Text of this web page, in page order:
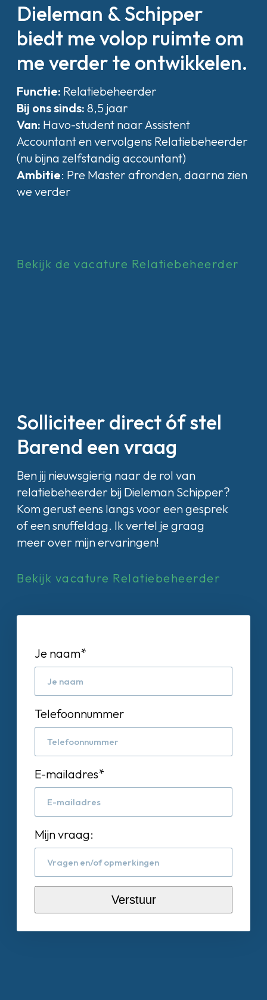
Dieleman & Schipper
biedt me volop ruimte om
me verder te ontwikkelen.
Functie: Relatiebeheerder
Bij ons sinds: 8,5 jaar
Van: Havo-student naar Assistent
Accountant en vervolgens Relatiebeheerder
(nu bijna zelfstandig accountant)
Ambitie: Pre Master afronden, daarna zien
we verder
Bekijk de vacature Relatiebeheerder
Solliciteer direct óf stel
Barend een vraag
Ben jij nieuwsgierig naar de rol van
relatiebeheerder bij Dieleman Schipper?
Kom gerust eens langs voor een gesprek
of een snuffeldag. Ik vertel je graag
meer over mijn ervaringen!
Bekijk vacature Relatiebeheerder
Je naam*
Telefoonnummer
E-mailadres*
Mijn vraag: